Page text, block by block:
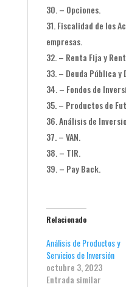
– Opciones.
Fiscalidad de los
empresas.
– Renta Fija y
– Deuda Pública y
– Fondos de
– Productos de
Análisis de
– VAN.
– TIR.
– Pay Back.
Relacionado
Análisis de Productos y
Servicios de Inversión
octubre 3, 2023
Entrada similar